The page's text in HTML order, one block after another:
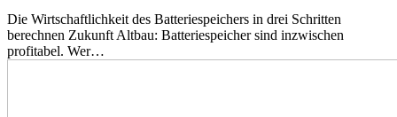
Die Wirtschaftlichkeit des Batteriespeichers in drei Schritten
berechnen Zukunft Altbau: Batteriespeicher sind inzwischen
profitabel. Wer…